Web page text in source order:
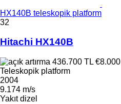
HX140B teleskopik platform
32
Hitachi HX140B
436.700 TL €8.000
Teleskopik platform
2004
9.174 m/s
Yakıt dizel